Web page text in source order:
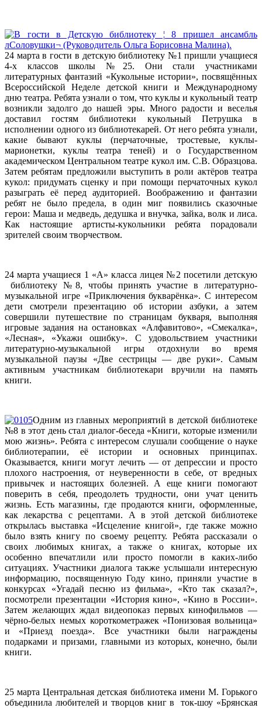
24 марта в гости в детскую библиотеку №1 пришли учащиеся
4-х классов школы №25. Они стали участниками
литературных фантазий «Кукольные истории», посвящённых
Всероссийской Неделе детской книги и Международному
дню театра. Ребята узнали о том, что куклы и кукольный театр
возникли задолго до нашей эры. Много радости и веселья
доставил гостям библиотеки кукольный Петрушка в
исполнении одного из библиотекарей. От него ребята узнали,
какие бывают куклы (перчаточные, тростевые, куклы-
марионетки, куклы театра теней) и о Государственном
академическом Центральном театре кукол им. С.В. Образцова.
Затем ребятам предложили выступить в роли актёров театра
кукол: придумать сценку и при помощи перчаточных кукол
разыграть её перед аудиторией. Воображению и фантазии
ребят не было предела, в один миг появились сказочные
герои: Маша и медведь, дедушка и внучка, зайка, волк и лиса.
Как настоящие артисты-кукольники ребята порадовали
зрителей своим творчеством.
24 марта учащиеся 1 «А» класса лицея №2 посетили детскую
библиотеку №8, чтобы принять участие в литературно-
музыкальной игре «Приключения букварёнка». С интересом
дети смотрели презентацию об истории азбуки, а затем
совершили путешествие по страницам букваря, выполняя
игровые задания на остановках «Алфавитово», «Смекалка»,
«Лесная», «Укажи ошибку». С удовольствием участники
литературно-музыкальной игры отдохнули во время
музыкальной паузы «Две сестрицы — две руки». Самым
активным участникам библиотекари вручили на память
книги.
Одним из главных мероприятий в детской библиотеке
№8 в этот день стал диалог-беседа «Книги, которые изменили
мою жизнь». Ребята с интересом слушали сообщение о науке
библиотерапии, её истории и основных принципах.
Оказывается, книги могут лечить — от депрессии и просто
плохого настроения, от неуверенности в себе, от вредных
привычек и настоящих болезней. А еще книги помогают
поверить в себя, преодолеть трудности, они учат ценить
жизнь. Есть магазины, где продаются книги, оформленные,
как лекарства с рецептами. А в этой детской библиотеке
открылась выставка «Исцеление книгой», где также можно
было взять книгу по своему рецепту. Ребята рассказали о
своих любимых книгах, а также о книгах, которые их
особенно впечатлили или просто помогли в каких-либо
ситуациях. Участники диалога также услышали интересную
информацию, посвященную Году кино, приняли участие в
конкурсах «Угадай песню из фильма», «Кто так сказал?»,
посмотрели презентации «История кино», «Кино в России».
Затем желающих ждал видеопоказ первых кинофильмов —
чёрно-белых немых короткометражек «Понизовая вольница»
и «Приезд поезда». Все участники были награждены
подарками и призами, главными из которых, конечно, были
книги.
25 марта Центральная детская библиотека имени М. Горького
объединила любителей и творцов книг в ток-шоу «Брянская